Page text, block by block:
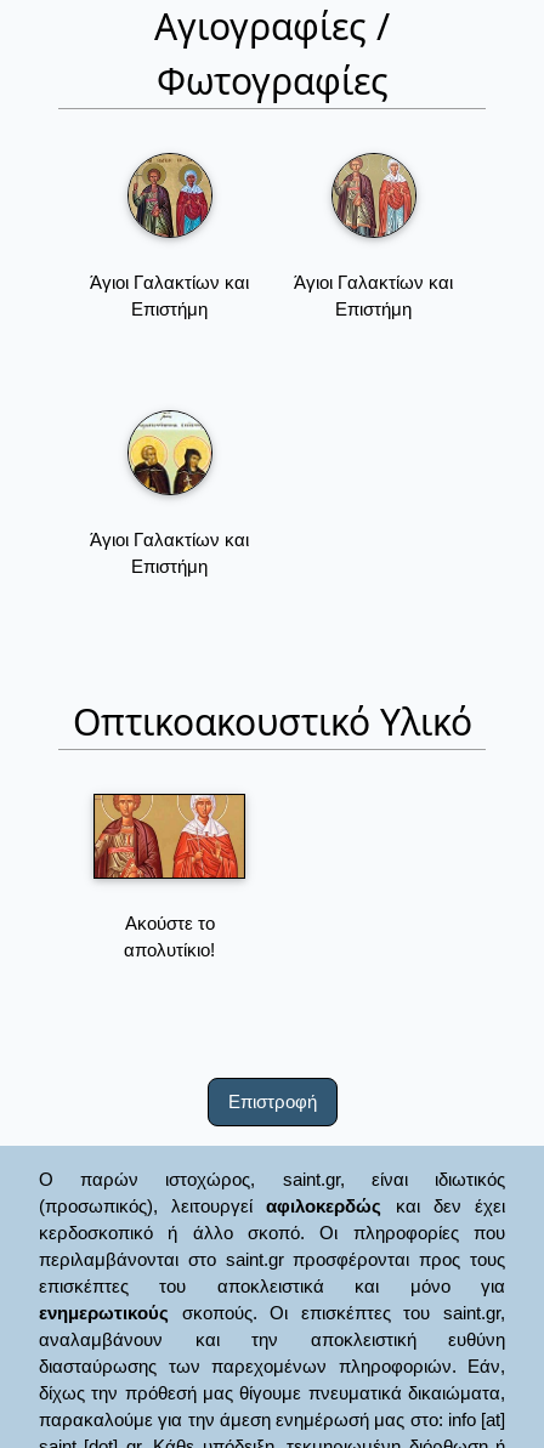
Αγιογραφίες /
Φωτογραφίες
Άγιοι Γαλακτίων και
Επιστήμη
Άγιοι Γαλακτίων και
Επιστήμη
Άγιοι Γαλακτίων και
Επιστήμη
Οπτικοακουστικό Υλικό
Ακούστε το
απολυτίκιο!
Επιστροφή
Ο παρών ιστοχώρος, saint.gr, είναι ιδιωτικός
(προσωπικός), λειτουργείαφιλοκερδώς και δεν έχει
κερδοσκοπικό ή άλλο σκοπό. Οι πληροφορίες που
περιλαμβάνονται στο saint.gr προσφέρονται προς τους
επισκέπτες του αποκλειστικά και μόνο για
ενημερωτικούς σκοπούς. Οι επισκέπτες του saint.gr,
αναλαμβάνουν και την αποκλειστική ευθύνη
διασταύρωσης των παρεχομένων πληροφοριών. Εάν,
δίχως την πρόθεσή μας θίγουμε πνευματικά δικαιώματα,
παρακαλούμε για την άμεση ενημέρωσή μας στο: info [at]